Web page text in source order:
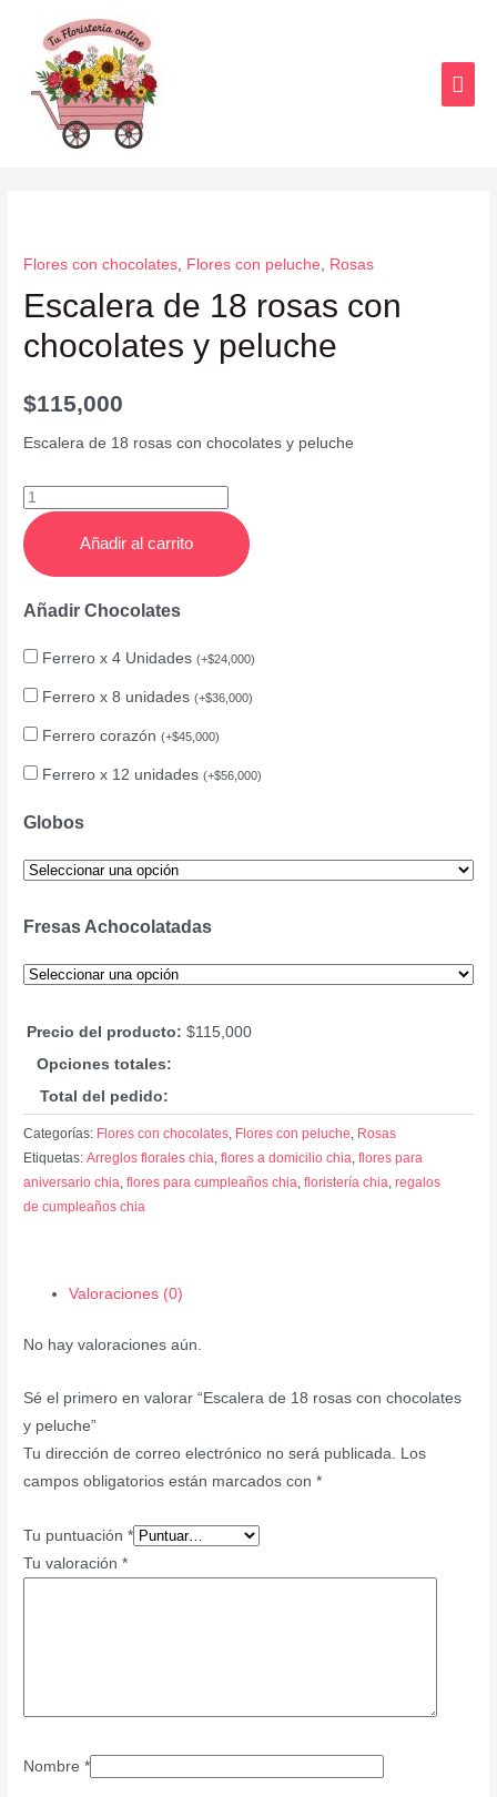
Flores con chocolates Flores con peluche Rosas
Escalera de 18 rosas con
chocolates y peluche
$115,000
Escalera de 18 rosas con chocolates y peluche
Añadir al carrito
Añadir Chocolates
Ferrero x 4 Unidades(+$24,000)
Ferrero x 8 unidades(+$36,000)
Ferrero corazón(+$45,000)
Ferrero x 12 unidades(+$56,000)
Globos
Fresas Achocolatadas
Precio del producto: $115,000
Opciones totales:
Total del pedido:
Categorías: Flores con chocolates, Flores con peluche, Rosas
Etiquetas:Arreglos florales chia,flores a domicilio chia,flores para
aniversario chia,flores para cumpleaños chia,floristería chia,regalos
de cumpleaños chia
Valoraciones (0)
No hay valoraciones aún.
Sé el primero en valorar “Escalera de 18 rosas con chocolates
y peluche”
Tu dirección de correo electrónico no será publicada. Los
campos obligatorios están marcados con*
Tu puntuación*
Tu valoración*
Nombre*